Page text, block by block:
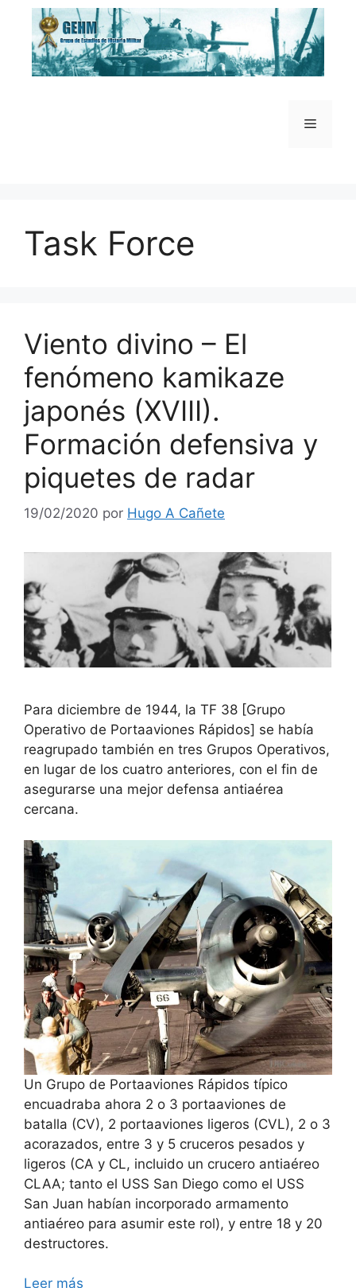
Saltar
contenido
Menú
Task Force
Viento divino – El
fenómeno kamikaze
japonés (XVIII).
Formación defensiva y
piquetes de radar
19/02/2020 por Hugo A Cañete
Para diciembre de 1944, la TF 38 [Grupo
Operativo de Portaaviones Rápidos] se había
reagrupado también en tres Grupos Operativos,
en lugar de los cuatro anteriores, con el fin de
asegurarse una mejor defensa antiaérea
cercana.
Un Grupo de Portaaviones Rápidos típico
encuadraba ahora 2 o 3 portaaviones de
batalla (CV), 2 portaaviones ligeros (CVL), 2 o 3
acorazados, entre 3 y 5 cruceros pesados y
ligeros (CA y CL, incluido un crucero antiaéreo
CLAA; tanto el USS San Diego como el USS
San Juan habían incorporado armamento
antiaéreo para asumir este rol), y entre 18 y 20
destructores.
Leer más